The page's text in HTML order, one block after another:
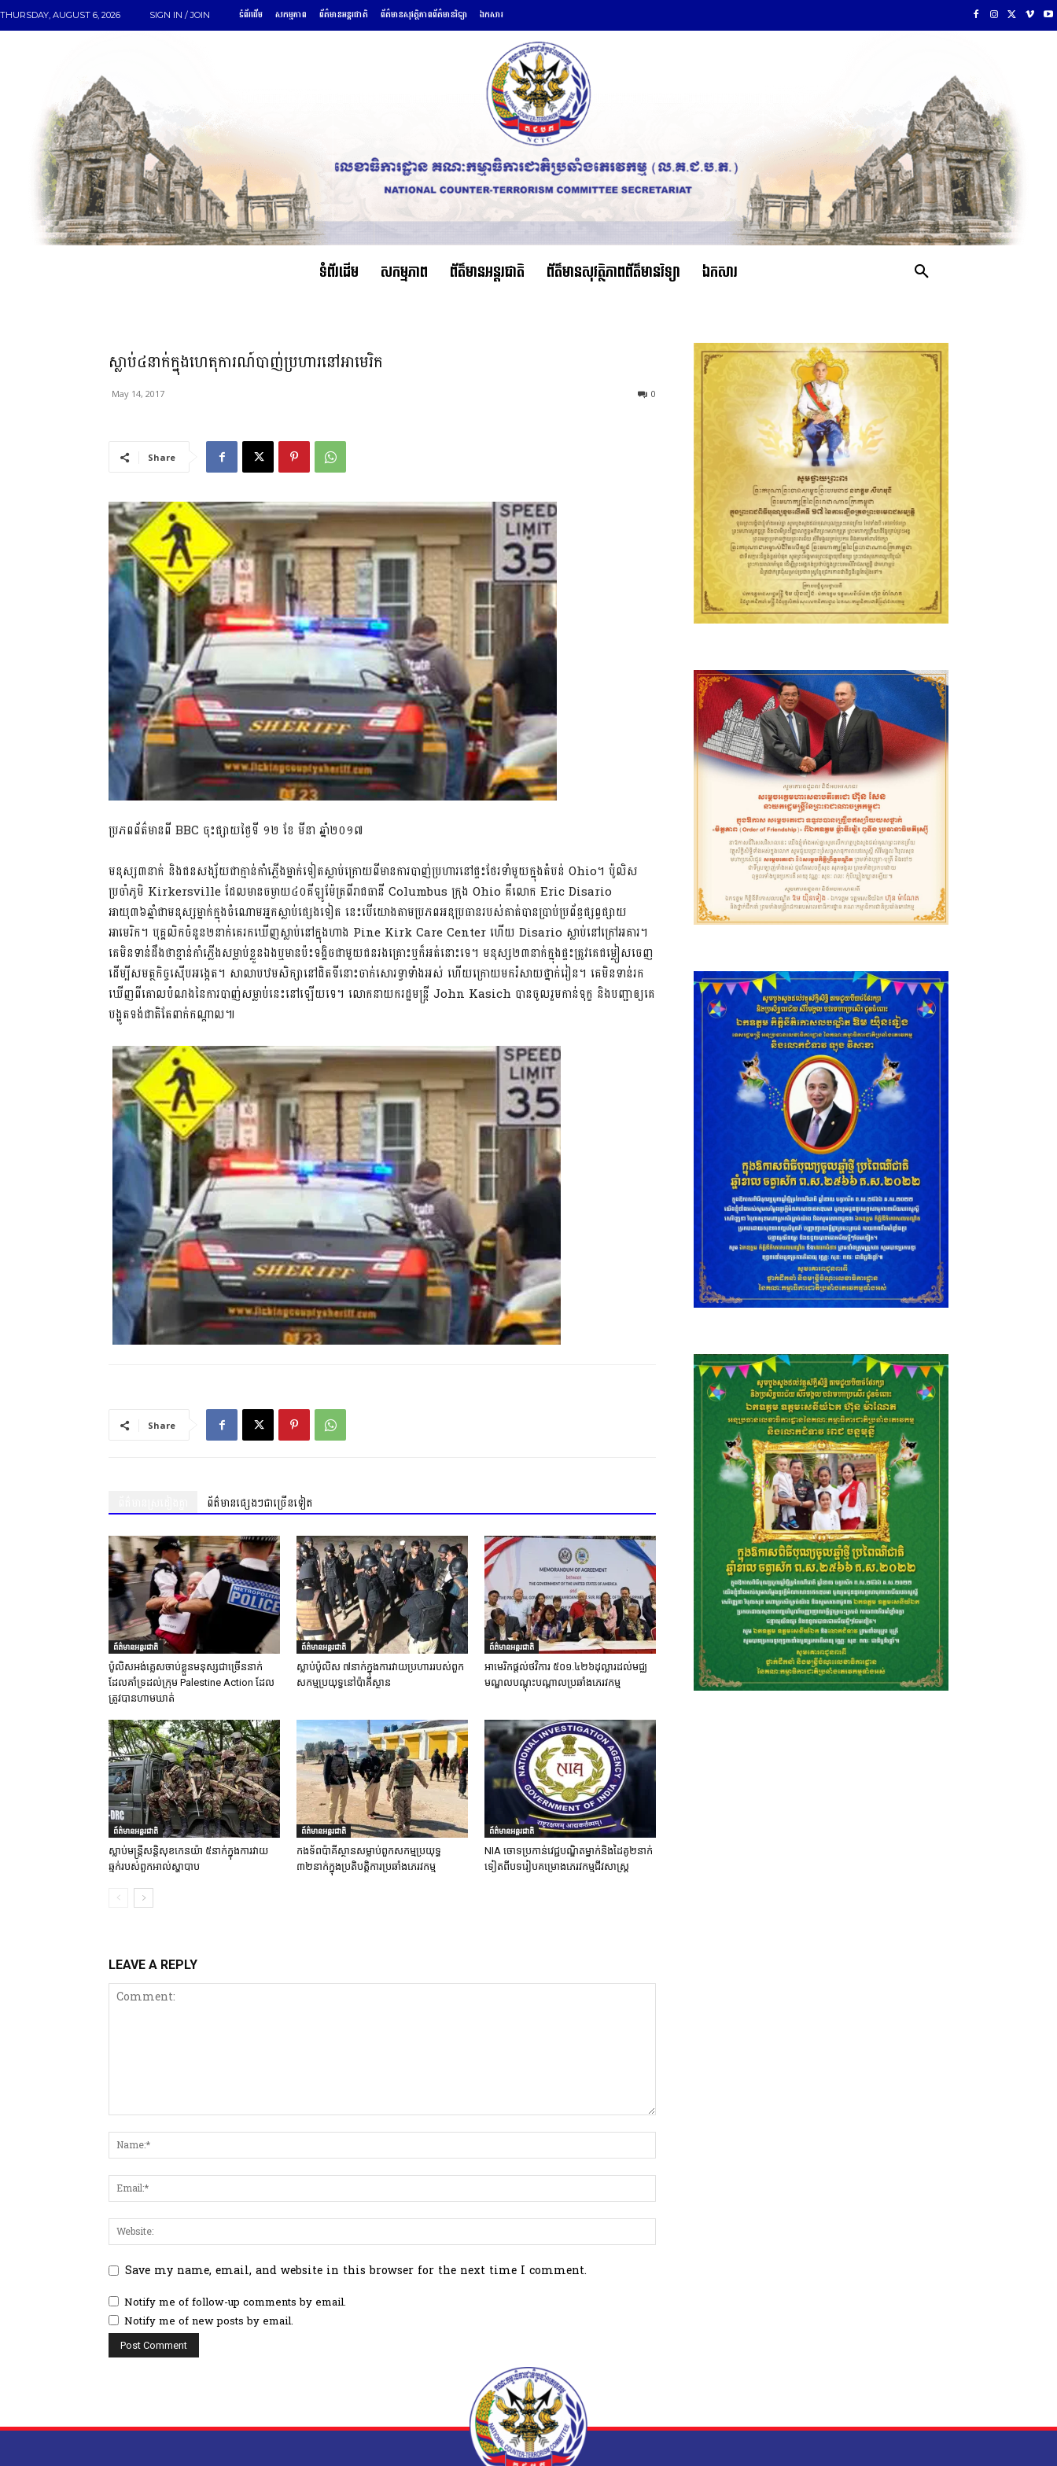
THURSDAY, AUGUST 6, 2026 SIGN IN / JOIN ទំព័រដើម សកម្មភាព ព័ត៌មានអន្តរជាតិ ព័ត៌មានសុវត្ថិភាពព័ត៌មានវិទ្យា ឯកសារ
ទំព័រដើម សកម្មភាព ព័ត៌មានអន្តរជាតិ ព័ត៌មានសុវត្ថិភាពព័ត៌មានវិទ្យា ឯកសារ
ស្លាប់៤នាក់ក្នុងហេតុការណ៍បាញ់ប្រហារនៅអាមេរិក
May 14, 2017 0
Share
ប្រភពព័ត៌មានពី BBC ចុះផ្សាយថ្ងៃទី ១២ ខែ មីនា ឆ្នាំ២០១៧
មនុស្ស៣នាក់ និងជនសង្ស័យជាក្មាន់កាំភ្លើងម្នាក់ទៀតស្លាប់ក្រោយពីមានការបាញ់ប្រហារនៅផ្ទះថែរទាំមួយក្នុងតំបន់ Ohio។ ប៉ូលិស
ប្រចាំភូមិ Kirkersville ដែលមានចម្ងាយ៤០គីឡូម៉ែត្រពីរាជធានី Columbus ក្រុង Ohio គឺលោក Eric Disario
អាយុ៣៦ឆ្នាំជាមនុស្សម្នាក់ក្នុងចំណោមអ្នកស្លាប់ផ្សេងទៀត នេះបើយោងតាមប្រភពអនុប្រធានរបស់គាត់បានប្រាប់ប្រព័ន្ធផ្សព្វផ្សាយ
អាមេរិក។ បុគ្គលិកចំនួន២នាក់គេរកឃើញស្លាប់នៅក្នុងហាង Pine Kirk Care Center ហើយ Disario ស្លាប់នៅក្រៅអគារ។
គេមិនទាន់ដឹងថាខ្មាន់កាំភ្លើងសម្លាប់ខ្លួនឯងឬមានប៉ះទង្គិចជាមួយជនរងគ្រោះឬក៏អត់នោះទេ។ មនុស្ស២៣នាក់ក្នុងផ្ទះត្រូវគេជម្លៀសចេញ
ដើម្បីសមត្ថកិច្ចស៊ើបអង្កេត។ សាលាបឋមសិក្សានៅជិតទីនោះចាក់សោរទ្វាទាំងអស់ ហើយក្រោយមករំសាយថ្នាក់រៀន។ គេមិនទាន់រក
ឃើញពីគោលបំណងនៃការបាញ់សម្លាប់នេះនៅឡើយទេ។ លោកនាយករដ្ឋមន្រ្តី John Kasich បានចូលរួមកាន់ទុក្ខ និងបញ្ជាឲ្យគេ
បង្ហូតទង់ជាតិតែពាក់កណ្តាល៕
Share
ព័ត៌មានផ្សេងៗជាច្រើនទៀត
ព័ត៌មានអន្តរជាតិ
ប៉ូលិសអង់គ្លេសចាប់ខ្លួនមនុស្សជាច្រើននាក់
ដែលគាំទ្រដល់ក្រុម Palestine Action ដែល
ត្រូវបានហាមឃាត់
ព័ត៌មានអន្តរជាតិ
ស្លាប់ប៉ូលិស ៧នាក់ក្នុងការវាយប្រហាររបស់ពួក
សកម្មប្រយុទ្ធនៅប៉ាគីស្ថាន
ព័ត៌មានអន្តរជាតិ
អាមេរិកផ្តល់ថវិការ ៥០១.៤២៦ដុល្លារដល់មជ្ឈ
មណ្ឌលបណ្តុះបណ្តាលប្រឆាំងភេរវកម្ម
ព័ត៌មានអន្តរជាតិ
ស្លាប់មន្ត្រីសន្តិសុខកេនយ៉ា ៥នាក់ក្នុងការវាយ
ឆ្មក់របស់ពួកអាល់ស្ហាបាប
ព័ត៌មានអន្តរជាតិ
កងទ័ពប៉ាគីស្ថានសម្លាប់ពួកសកម្មប្រយុទ្ធ
៣២នាក់ក្នុងប្រតិបត្តិការប្រឆាំងភេរវកម្ម
ព័ត៌មានអន្តរជាតិ
NIA ចោទប្រកាន់វេជ្ជបណ្ឌិតម្នាក់និងដៃគូ២នាក់
ទៀតពីបទរៀបគម្រោងភេរវកម្មជីវសាស្ត្រ
LEAVE A REPLY
Save my name, email, and website in this browser for the next time I comment.
Notify me of follow-up comments by email.
Notify me of new posts by email.